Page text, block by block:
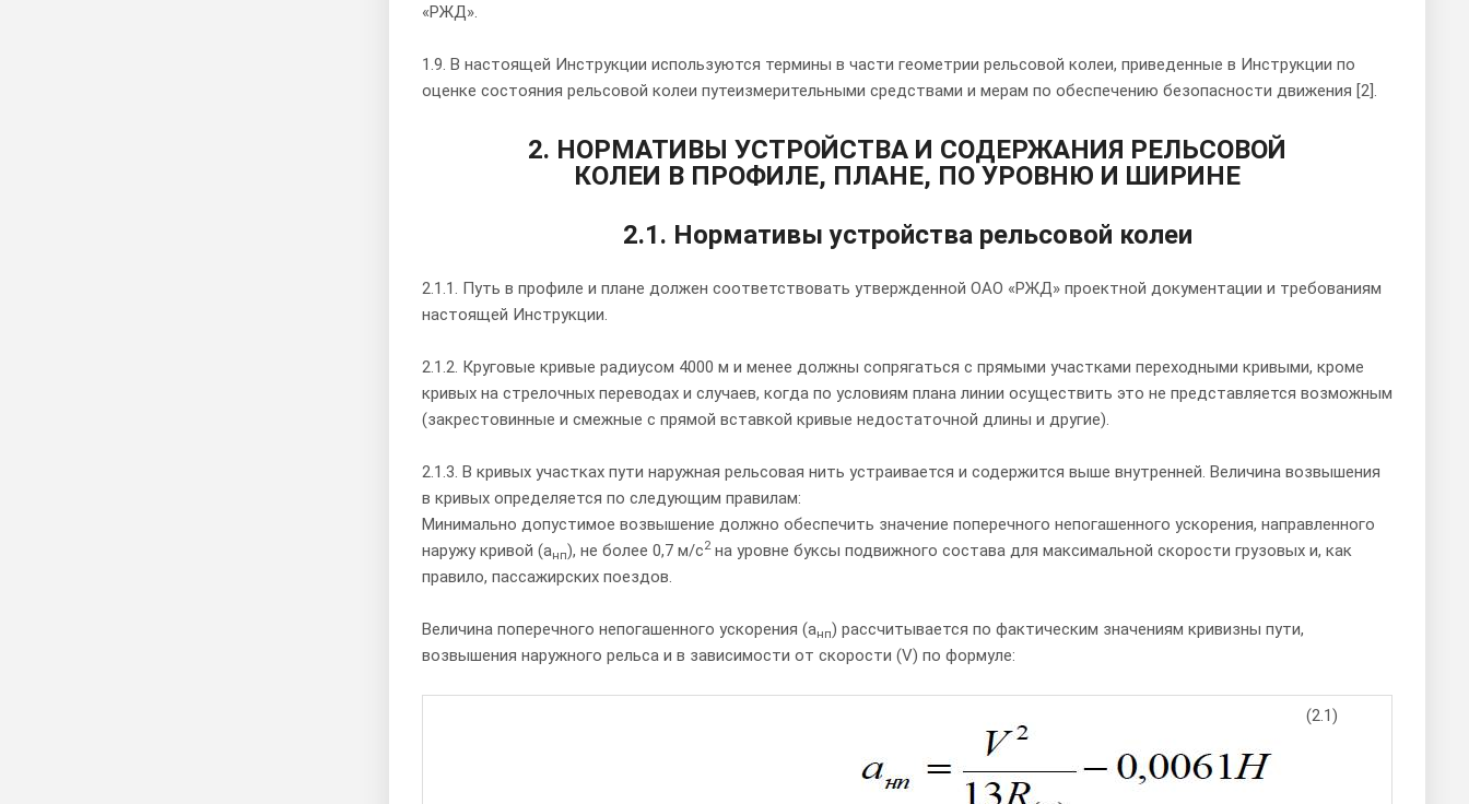
«РЖД».
1.9. В настоящей Инструкции используются термины в части геометрии рельсовой колеи, приведенные в Инструкции по
оценке состояния рельсовой колеи путеизмерительными средствами и мерам по обеспечению безопасности движения [2].
2. НОРМАТИВЫ УСТРОЙСТВА И СОДЕРЖАНИЯ РЕЛЬСОВОЙ
КОЛЕИ В ПРОФИЛЕ, ПЛАНЕ, ПО УРОВНЮ И ШИРИНЕ
2.1. Нормативы устройства рельсовой колеи
2.1.1. Путь в профиле и плане должен соответствовать утвержденной ОАО «РЖД» проектной документации и требованиям
настоящей Инструкции.
2.1.2. Круговые кривые радиусом 4000 м и менее должны сопрягаться с прямыми участками переходными кривыми, кроме
кривых на стрелочных переводах и случаев, когда по условиям плана линии осуществить это не представляется возможным
(закрестовинные и смежные с прямой вставкой кривые недостаточной длины и другие).
2.1.3. В кривых участках пути наружная рельсовая нить устраивается и содержится выше внутренней. Величина возвышения
в кривых определяется по следующим правилам:
Минимально допустимое возвышение должно обеспечить значение поперечного непогашенного ускорения, направленного
наружу кривой (анп), не более 0,7 м/с2на уровне буксы подвижного состава для максимальной скорости грузовых и, как
правило, пассажирских поездов.
Величина поперечного непогашенного ускорения (анп) рассчитывается по фактическим значениям кривизны пути,
возвышения наружного рельса и в зависимости от скорости (V) по формуле:
(2.1)